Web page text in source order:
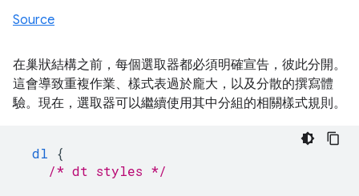
Source
在巢狀結構之前，每個選取器都必須明確宣告，彼此分開。
這會導致重複作業、樣式表過於龐大，以及分散的撰寫體
驗。現在，選取器可以繼續使用其中分組的相關樣式規則。
dl
{
/* dt styles */